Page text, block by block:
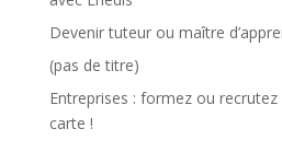
Devenir tuteur ou maître
(pas de titre)
Entreprises : formez ou
carte !